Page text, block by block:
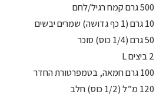
500 גרם קמח רגיל/לחם
10 גרם (1 כף גדושה) שמרים יבשים
50 גרם (1/4 כוס) סוכר
2 ביצים L
100 גרם חמאה, בטמפרטורת החדר
120 מ”ל (1/2 כוס) חלב